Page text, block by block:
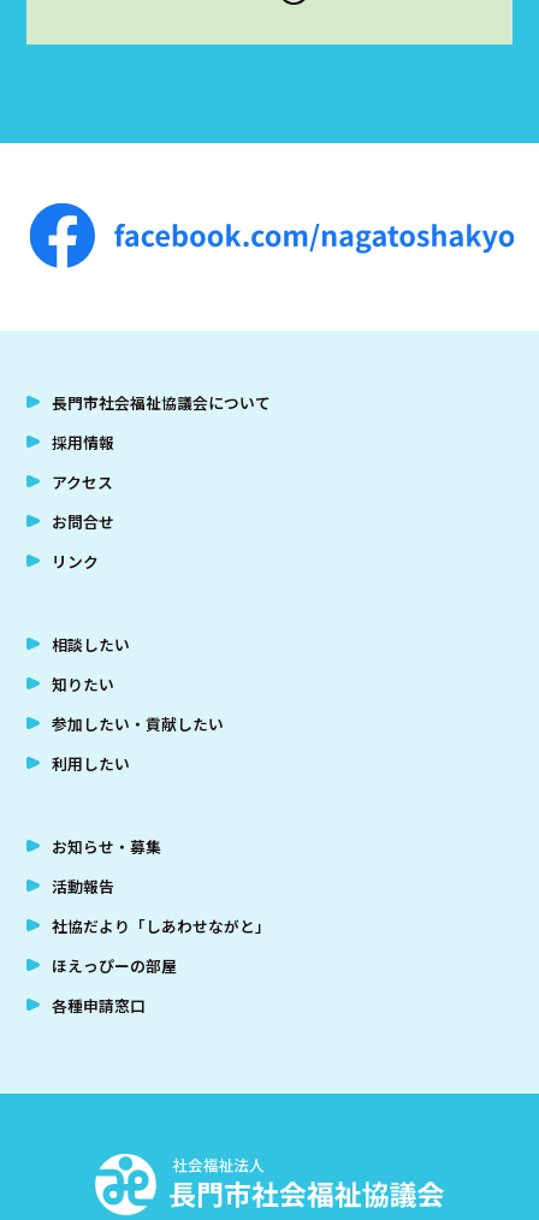
長門市社会福祉協議会について
採用情報
アクセス
お問合せ
リンク
相談したい
知りたい
参加したい・貢献したい
利用したい
お知らせ・募集
活動報告
社協だより「しあわせながと」
ほえっぴーの部屋
各種申請窓口